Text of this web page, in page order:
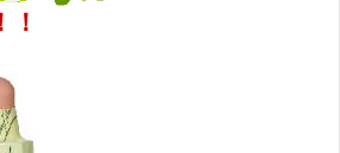
！